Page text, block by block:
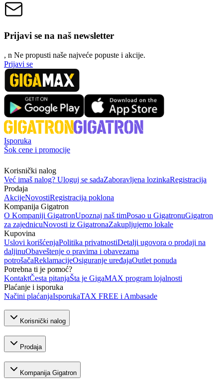
Prijavi se na naš newsletter
, n Ne propusti naše najveće popuste i akcije.
Prijavi se
Isporuka
Šok cene i promocije
Korisnički nalog
Već imaš nalog? Uloguj se sadaZaboravljena lozinkaRegistracija
Prodaja
AkcijeNovostiRegistracija poklona
Kompanija Gigatron
O Kompaniji GigatronUpoznaj naš timPosao u GigatronuGigatron
za zajednicuNovosti iz GigatronaZakupljujemo lokale
Kupovina
Uslovi korišćenjaPolitika privatnostiDetalji ugovora o prodaji na
daljinuObaveštenje o pravima i obavezama
potrošačaReklamacijeOsiguranje uređajaOutlet ponuda
Potrebna ti je pomoć?
KontaktČesta pitanjaŠta je GigaMAX program lojalnosti
Plaćanje i isporuka
Načini plaćanjaIsporukaTAX FREE i Ambasade
Korisnički nalog
Prodaja
Kompanija Gigatron